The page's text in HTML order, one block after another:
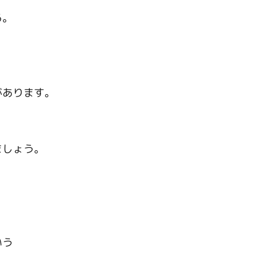
ります。
ょう。